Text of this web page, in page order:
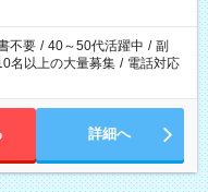
不要 / 40～50代活躍中 / 副
名以上の大量募集 / 電話対応
詳細へ